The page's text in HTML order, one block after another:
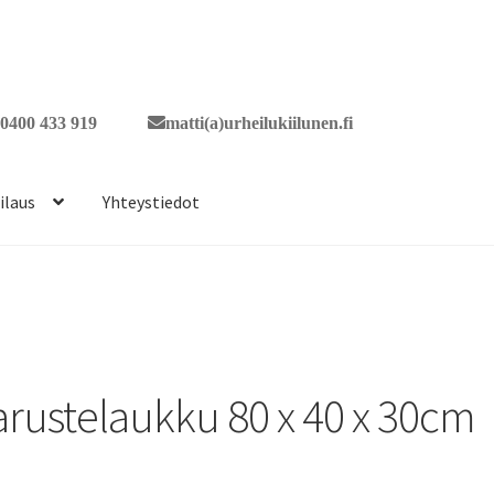
0400 433 919 matti(a)urheilukiilunen.fi
Yhteystiedot
80 x 40 x 30cm